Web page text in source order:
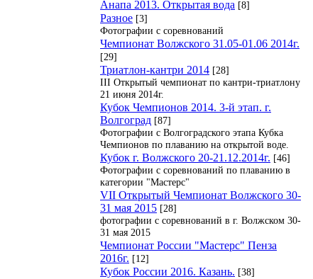
Анапа 2013. Открытая вода [8]
Разное [3]
Фотографии с соревнований
Чемпионат Волжского 31.05-01.06 2014г.
[29]
Триатлон-кантри 2014 [28]
III Открытый чемпионат по кантри-триатлону
21 июня 2014г.
Кубок Чемпионов 2014. 3-й этап. г.
Волгоград [87]
Фотографии с Волгоградского этапа Кубка
Чемпионов по плаванию на открытой воде.
Кубок г. Волжского 20-21.12.2014г. [46]
Фотографии с соревнований по плаванию в
категории "Мастерс"
VII Открытый Чемпионат Волжского 30-
31 мая 2015 [28]
фотографии с соревнований в г. Волжском 30-
31 мая 2015
Чемпионат России "Мастерс" Пенза
2016г. [12]
Кубок России 2016. Казань. [38]